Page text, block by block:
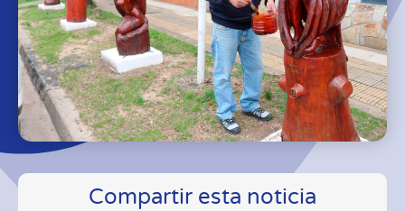
Compartir esta noticia